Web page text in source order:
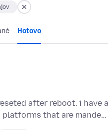
Hotovo
after reboot. i
that are mande…